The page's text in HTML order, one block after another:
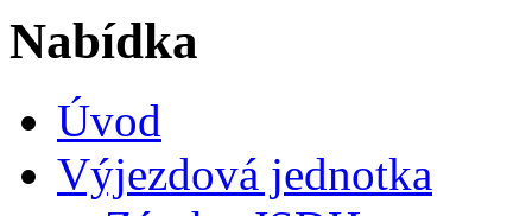
Nabídka
Úvod
Výjezdová jednotka